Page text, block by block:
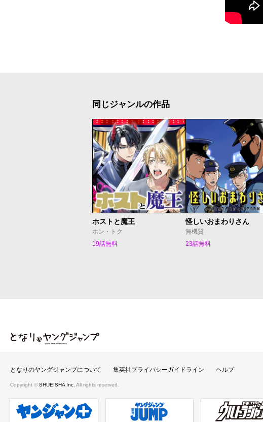
同じジャンルの作品
ホストと魔王
ホン・トク
19話無料
怪しいおまわりさん
無機質
23話無料
となりのヤングジャンプ
となりのヤングジャンプについて 集英社プライバシーガイドライン ヘルプ
Copyright © SHUEISHA Inc. All rights reserved.
ヤンジャンプラス 週刊ヤングジャンプ公式サイトウルトラジャンプ